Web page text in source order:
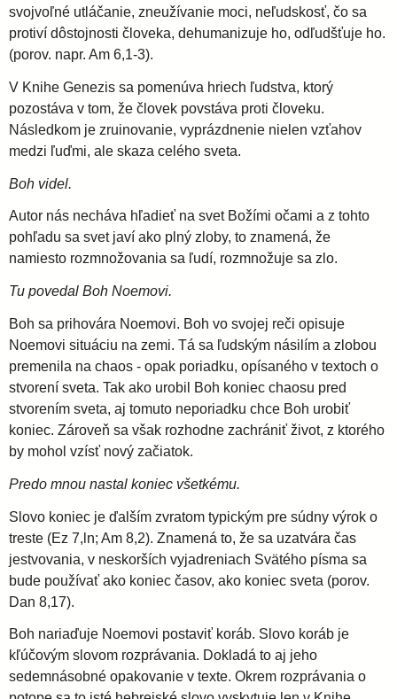
svojvoľné utláčanie, zneužívanie moci, neľudskosť, čo sa
protiví dôstojnosti človeka, dehumanizuje ho, odľudšťuje ho.
(porov. napr. Am 6,1-3).
V Knihe Genezis sa pomenúva hriech ľudstva, ktorý
pozostáva v tom, že človek povstáva proti človeku.
Následkom je zruinovanie, vyprázdnenie nielen vzťahov
medzi ľuďmi, ale skaza celého sveta.
Boh videl.
Autor nás necháva hľadieť na svet Božími očami a z tohto
pohľadu sa svet javí ako plný zloby, to znamená, že
namiesto rozmnožovania sa ľudí, rozmnožuje sa zlo.
Tu povedal Boh Noemovi.
Boh sa prihovára Noemovi. Boh vo svojej reči opisuje
Noemovi situáciu na zemi. Tá sa ľudským násilím a zlobou
premenila na chaos - opak poriadku, opísaného v textoch o
stvorení sveta. Tak ako urobil Boh koniec chaosu pred
stvorením sveta, aj tomuto neporiadku chce Boh urobiť
koniec. Zároveň sa však rozhodne zachrániť život, z ktorého
by mohol vzísť nový začiatok.
Predo mnou nastal koniec všetkému.
Slovo koniec je ďalším zvratom typickým pre súdny výrok o
treste (Ez 7,ln; Am 8,2). Znamená to, že sa uzatvára čas
jestvovania, v neskorších vyjadreniach Svätého písma sa
bude používať ako koniec časov, ako koniec sveta (porov.
Dan 8,17).
Boh nariaďuje Noemovi postaviť koráb. Slovo koráb je
kľúčovým slovom rozprávania. Dokladá to aj jeho
sedemnásobné opakovanie v texte. Okrem rozprávania o